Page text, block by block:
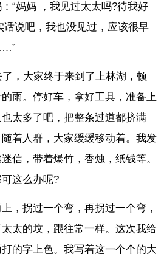
“妈妈 ，我见过太太吗?待我好
话说吧，我也没见过，应该很早
，大家终于来到了上林湖，顿
雨。停好车，拿好工具，准备上
太多了吧，把整条过道都挤满
着人群，大家缓缓移动着。我发
信，带着爆竹，香烛，纸钱等。
这么办呢?
，拐过一个弯，再拐过一个弯，
太太的坟，跟往常一样。这次我给
的字上色。我写着这一个个的大